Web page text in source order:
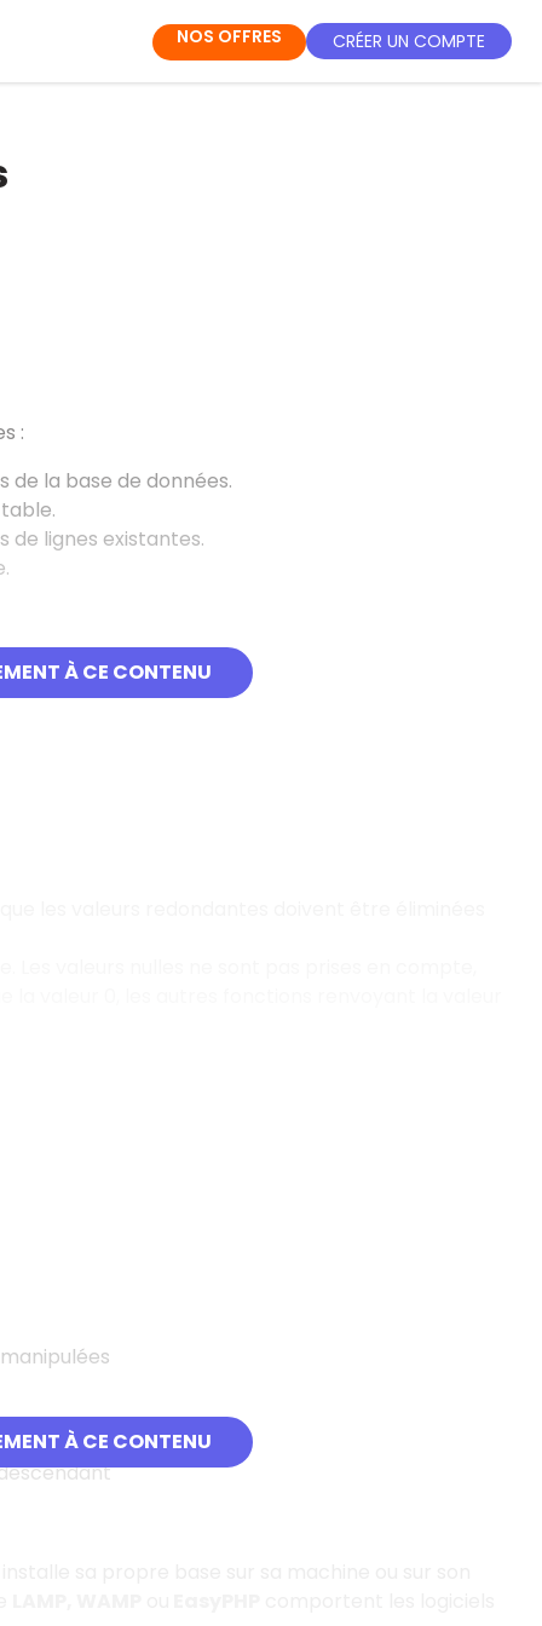
NOS OFFRES CRÉER UN COMPTE
À CE CONTENU
:
de la base de données.
lignes existantes.
colonne de table.
À CE CONTENU